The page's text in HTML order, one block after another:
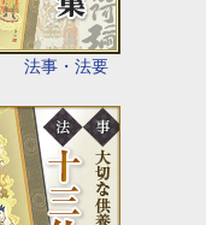
法事・法要